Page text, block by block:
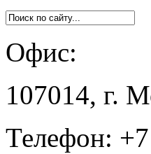
Офис:
107014, г.
Телефон: